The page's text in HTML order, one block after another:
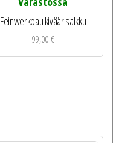
Feinwerkbau kiväärisalkku
99,00€